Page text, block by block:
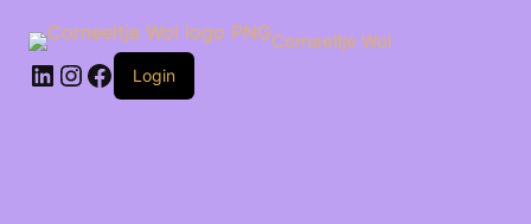
naar
inhoud
Corneeltje Wol
LinkedIn
Instagram
Facebook
Login